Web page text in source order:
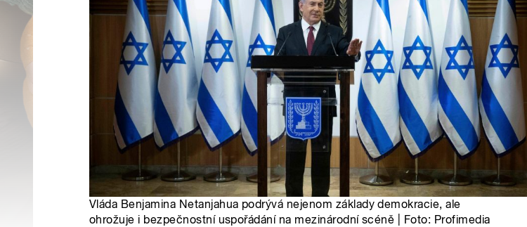
Vláda Benjamina Netanjahua podrývá nejenom základy demokracie, ale
ohrožuje i bezpečnostní uspořádání na mezinárodní scéně | Foto: Profimedia